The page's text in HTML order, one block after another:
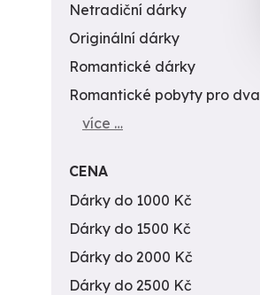
Netradiční dárky
Originální dárky
Romantické dárky
Romantické pobyty pro dva
více …
CENA
Dárky do 1000 Kč
Dárky do 1500 Kč
Dárky do 2000 Kč
Dárky do 2500 Kč